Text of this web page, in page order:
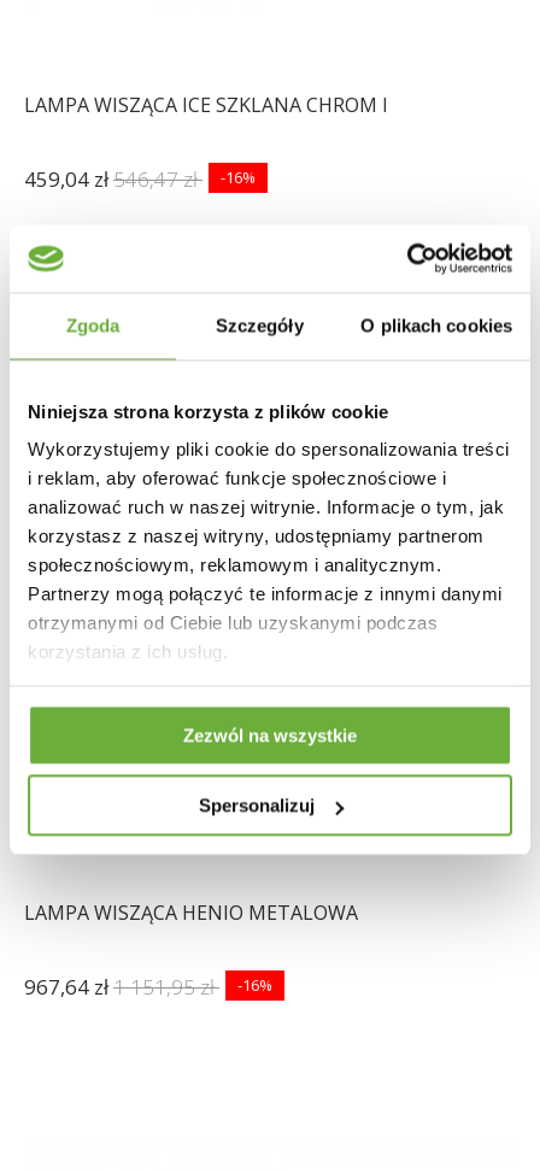
Zgoda Szczegóły O plikach cookies
Niniejsza strona korzysta z plików cookie
Wykorzystujemy pliki cookie do spersonalizowania treści
i reklam, aby oferować funkcje społecznościowe i
analizować ruch w naszej witrynie. Informacje o tym, jak
korzystasz z naszej witryny, udostępniamy partnerom
społecznościowym, reklamowym i analitycznym.
Partnerzy mogą połączyć te informacje z innymi danymi
otrzymanymi od Ciebie lub uzyskanymi podczas
korzystania z ich usług.
Zezwól na wszystkie
Spersonalizuj
LAMPA WISZĄCA ICE SZKLANA CHROM I
459,04 zł546,47 zł -16%
LAMPA WISZĄCA HENIO METALOWA
967,64 zł1 151,95 zł -16%